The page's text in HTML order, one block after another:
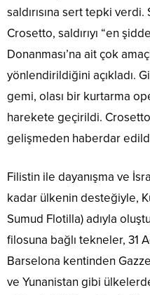
saldırısına sert tepki verdi.
Crosetto, saldırıyı “en
Donanması’na ait çok
yönlendirildiğini açıkladı.
gemi, olası bir kurtarma
harekete geçirildi.
gelişmeden haberdar
Filistin ile dayanışma ve
kadar ülkenin desteğiyle,
Sumud Flotilla) adıyla
filosuna bağlı tekneler, 31
Barselona kentinden
ve Yunanistan gibi